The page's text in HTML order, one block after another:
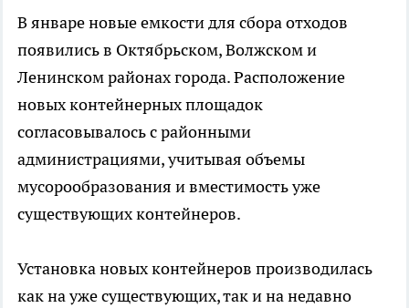
В январе новые емкости для сбора отходов
появились в Октябрьском, Волжском и
Ленинском районах города. Расположение
новых контейнерных площадок
согласовывалось с районными
администрациями, учитывая объемы
мусорообразования и вместимость уже
существующих контейнеров.
Установка новых контейнеров производилась
как на уже существующих, так и на недавно